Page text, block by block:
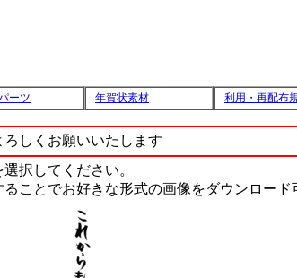
ーツ 年賀状素材 利用・再配布
しくお願いいたします
択してください。
ことでお好きな形式の画像をダウンロード